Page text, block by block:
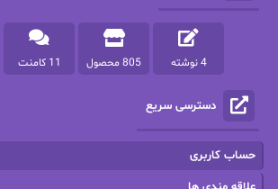
پرهام رسولی
پروانه قدیمی پروانه محمدی
پریسا شکور(طوفان خاموش)
پنلوپه وارد
4 نوشته 805 محصول 11 کامنت
دسترسی سریع
حساب کاربری